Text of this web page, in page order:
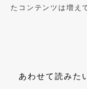
たコンテンツは増え
あわせて読みた